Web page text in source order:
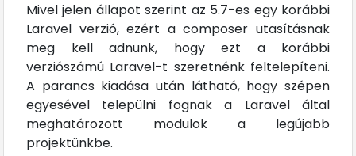
Mivel jelen állapot szerint az 5.7-es egy korábbi
Laravel verzió, ezért a composer utasításnak
meg kell adnunk, hogy ezt a korábbi
verziószámú Laravel-t szeretnénk feltelepíteni.
A parancs kiadása után látható, hogy szépen
egyesével települni fognak a Laravel által
meghatározott modulok a legújabb
projektünkbe.